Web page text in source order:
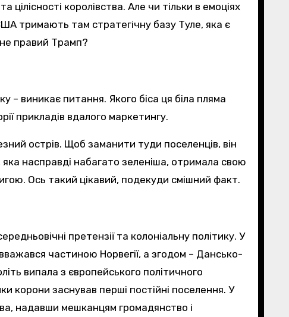
королівства. Але чи тільки в емоціях
тримають там стратегічну базу Туле, яка є
правий Трамп?
– виникає питання. Якого біса ця біла пляма
прикладів вдалого маркетингу.
острів. Щоб заманити туди поселенців, він
насправді набагато зеленіша, отримала свою
Ось такий цікавий, подекуди смішний факт.
претензії та колоніальну політику. У
вважався частиною Норвегії, а згодом – Дансько-
випала з європейського політичного
корони заснував перші постійні поселення. У
надавши мешканцям громадянство і